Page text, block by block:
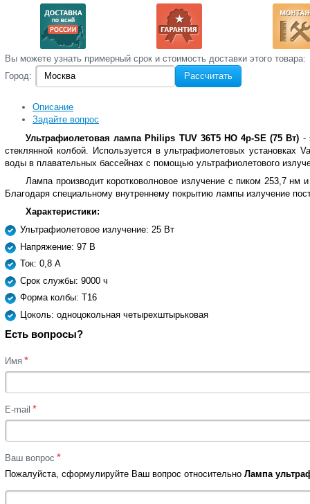
Вы‌ можете‌ узнать‌ примерный срок и стоимость‌ доставки этого товара:
Город:
Рассчитать
Описание
Задайте вопрос
Ультрафиолетовая лампа Philips TUV 36T5 HO 4p-SE (75 Вт) -
стеклянной колбой. Используется в ультрафиолетовых установках
воды в плавательных бассейнах с помощью ультрафиолетового
Лампа производит коротковолновое излучение с пиком 253,7
Благодаря специальному внутреннему покрытию лампы излучение
Характеристики:
Ультрафиолетовое излучение: 25 Вт
Напряжение: 97 В
Ток: 0,8 A
Срок службы: 9000 ч
Форма колбы: T16
Цоколь: одноцокольная четырехштырьковая
Есть вопросы?
Имя *
E-mail *
Ваш вопрос *
Пожалуйста, сформулируйте Ваш вопрос относительно Лампа